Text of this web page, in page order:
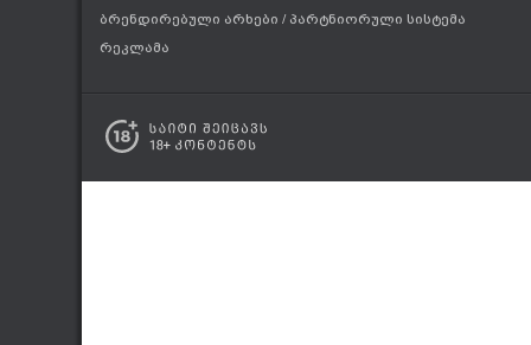
ბრენდირებული არხები / პარტნიორული სისტემა
რეკლამა